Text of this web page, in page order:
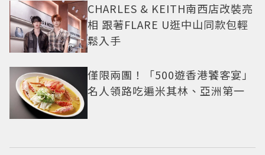
CHARLES & KEITH南西店改裝亮
相 跟著FLARE U逛中山同款包輕
鬆入手
僅限兩團！「500遊香港饕客宴」
名人領路吃遍米其林、亞洲第一